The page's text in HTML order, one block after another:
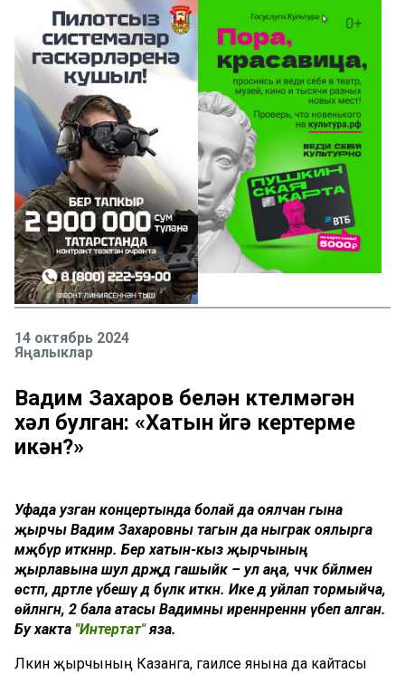
14 октябрь 2024
Яңалыклар
Вадим Захаров белән көтелмәгән
хәл булган: «Хатын өйгә кертерме
икән?»
Уфада узган концертында болай да оялчан гына
җырчы Вадим Захаровны тагын да ныграк оялырга
мәҗбүр иткәннәр. Бер хатын-кыз җырчының
җырлавына шул дәрәҗәдә гашыйк – ул аңа, чәчәк бәйләменә
өстәп, дәртле үбешү дә бүләк иткән. Ике дә уйлап тормыйча,
өйләнгән, 2 бала атасы Вадимны иреннәреннән үбеп алган.
Бу хакта "Интертат"яза.
Ләкин җырчының Казанга, гаиләсе янына да кайтасы